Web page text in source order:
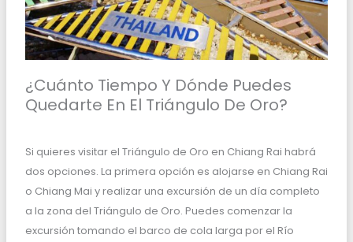
¿Cuánto Tiempo Y Dónde Puedes
Quedarte En El Triángulo De Oro?
Si quieres visitar el Triángulo de Oro en Chiang Rai habrá
dos opciones. La primera opción es alojarse en Chiang Rai
o Chiang Mai y realizar una excursión de un día completo
a la zona del Triángulo de Oro. Puedes comenzar la
excursión tomando el barco de cola larga por el Río